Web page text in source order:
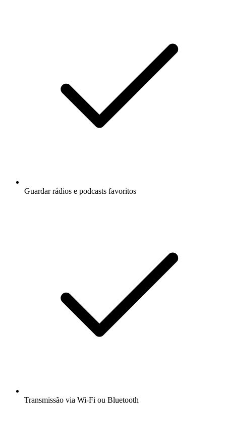
Guardar rádios e podcasts favoritos
Transmissão via Wi-Fi ou Bluetooth